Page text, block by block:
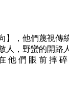
】，他們蔑視傳
人，野蠻的開路
他 們 眼 前 摔